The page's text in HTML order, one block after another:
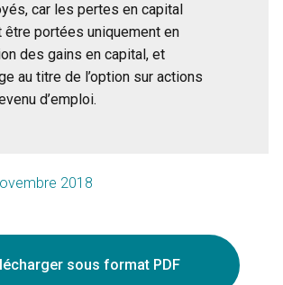
car les pertes en capital
être portées uniquement en
des gains en capital, et
au titre de l’option sur actions
d’emploi.
2018
sous format PDF